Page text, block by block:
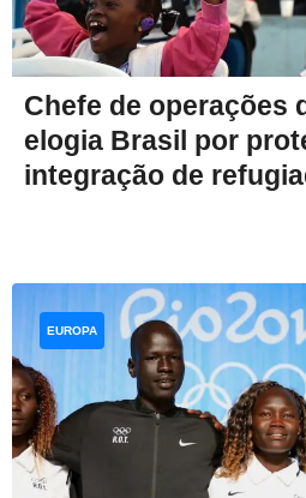
Chefe de operações
elogia Brasil por
integração de
EUROPA